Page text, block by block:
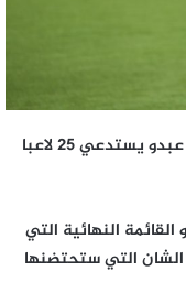
كيفه ميديا / مدرب المنتخب الوطني أمير عبدو يستدعي 25 لاعبا
النهائية التي
التي ستحتضنها